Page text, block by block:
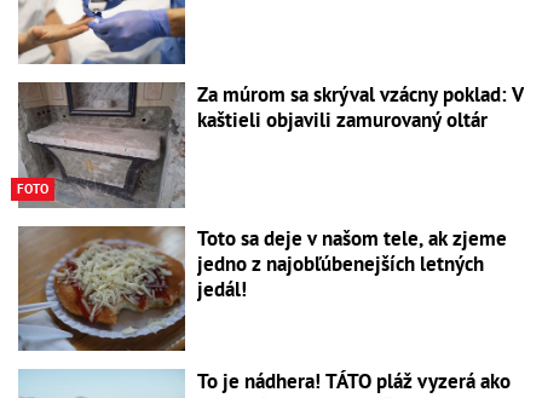
FOTO
Za múrom sa skrýval vzácny poklad: V
kaštieli objavili zamurovaný oltár
Toto sa deje v našom tele, ak zjeme
jedno z najobľúbenejších letných
jedál!
To je nádhera! TÁTO pláž vyzerá ako